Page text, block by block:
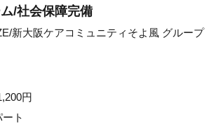
/社会保障完備
新大阪ケアコミュニティそよ風 グループ
円
ト